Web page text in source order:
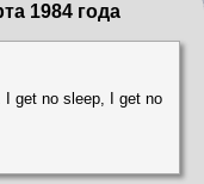
1984 года
get no sleep, I get no